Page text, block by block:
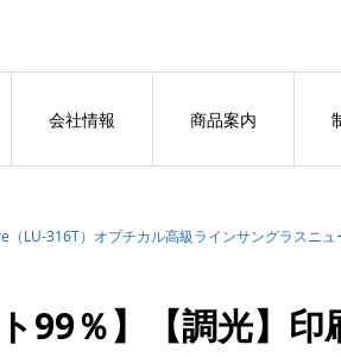
会社情報 商品案内
LU-316T）オプチカル高級ラインサングラスニ
99％】【調光】